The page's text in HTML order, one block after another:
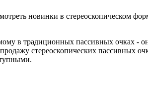
новинки в стереоскопическом
в традиционных пассивных очках -
стереоскопических пассивных